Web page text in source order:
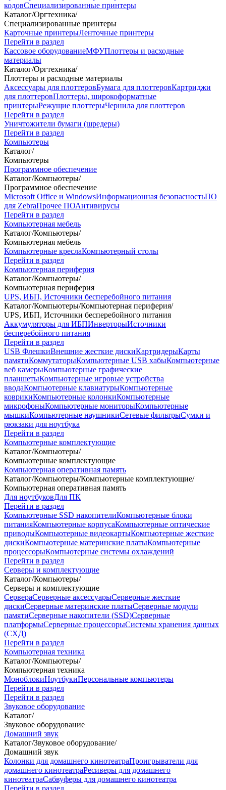
кодовСпециализированные принтеры
Каталог/Оргтехника/
Специализированные принтеры
Карточные принтерыЛенточные принтеры
Перейти в раздел
Кассовое оборудованиеМФУПлоттеры и расходные
материалы
Каталог/Оргтехника/
Плоттеры и расходные материалы
Аксессуары для плоттеровБумага для плоттеровКартриджи
для плоттеровПлоттеры, широкоформатные
принтерыРежущие плоттерыЧернила для плоттеров
Перейти в раздел
Уничтожители бумаги (шредеры)
Перейти в раздел
Компьютеры
Каталог/
Компьютеры
Программное обеспечение
Каталог/Компьютеры/
Программное обеспечение
Microsoft Office и WindowsИнформационная безопасностьПО
для ZebraПрочее ПОАнтивирусы
Перейти в раздел
Компьютерная мебель
Каталог/Компьютеры/
Компьютерная мебель
Компьютерные креслаКомпьютерный столы
Перейти в раздел
Компьютерная периферия
Каталог/Компьютеры/
Компьютерная периферия
UPS, ИБП, Источники бесперебойного питания
Каталог/Компьютеры/Компьютерная периферия/
UPS, ИБП, Источники бесперебойного питания
Аккумуляторы для ИБПИнверторыИсточники
бесперебойного питания
Перейти в раздел
USB ФлешкиВнешние жесткие дискиКартридерыКарты
памятиКоммутаторыКомпьютерные USB хабыКомпьютерные
веб камерыКомпьютерные графические
планшетыКомпьютерные игровые устройства
вводаКомпьютерные клавиатурыКомпьютерные
коврикиКомпьютерные колонкиКомпьютерные
микрофоныКомпьютерные мониторыКомпьютерные
мышкиКомпьютерные наушникиСетевые фильтрыСумки и
рюкзаки для ноутбука
Перейти в раздел
Компьютерные комплектующие
Каталог/Компьютеры/
Компьютерные комплектующие
Компьютерная оперативная память
Каталог/Компьютеры/Компьютерные комплектующие/
Компьютерная оперативная память
Для ноутбуковДля ПК
Перейти в раздел
Компьютерные SSD накопителиКомпьютерные блоки
питанияКомпьютерные корпусаКомпьютерные оптические
приводыКомпьютерные видеокартыКомпьютерные жесткие
дискиКомпьютерные материнские платыКомпьютерные
процессорыКомпьютерные системы охлаждений
Перейти в раздел
Серверы и комплектующие
Каталог/Компьютеры/
Серверы и комплектующие
СервераСерверные аксессуарыСерверные жесткие
дискиСерверные материнские платыСерверные модули
памятиСерверные накопители (SSD)Серверные
платформыСерверные процессорыСистемы хранения данных
(СХД)
Перейти в раздел
Компьютерная техника
Каталог/Компьютеры/
Компьютерная техника
МоноблокиНоутбукиПерсональные компьютеры
Перейти в раздел
Перейти в раздел
Звуковое оборудование
Каталог/
Звуковое оборудование
Домашний звук
Каталог/Звуковое оборудование/
Домашний звук
Колонки для домашнего кинотеатраПроигрыватели для
домашнего кинотеатраРесиверы для домашнего
кинотеатраСабвуферы для домашнего кинотеатра
Перейти в раздел